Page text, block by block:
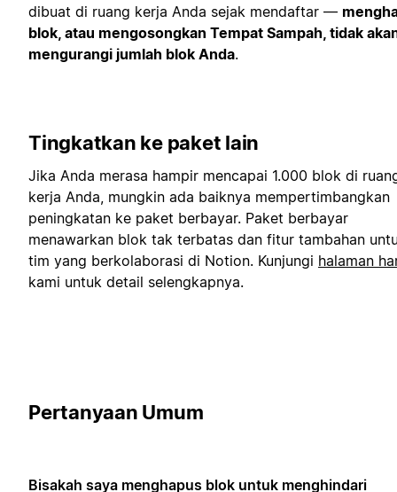
dibuat di ruang kerja Anda sejak mendaftar —
blok, atau mengosongkan Tempat Sampah, tidak
mengurangi jumlah blok Anda.
Tingkatkan ke paket lain
Jika Anda merasa hampir mencapai 1.000 blok di
kerja Anda, mungkin ada baiknya mempertimbangkan
peningkatan ke paket berbayar. Paket berbayar
menawarkan blok tak terbatas dan fitur tambahan
tim yang berkolaborasi di Notion. Kunjungi halaman
kami untuk detail selengkapnya.
Pertanyaan Umum
Bisakah saya menghapus blok untuk menghindari